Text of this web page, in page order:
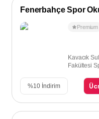
Fenerbahçe Spor
Premium
Kavacık
Fakültesi
%10 İndirim